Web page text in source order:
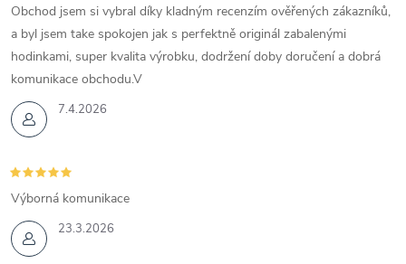
7.4.2026
Obchod jsem si vybral díky kladným recenzím ověřených zákazníků,
a byl jsem take spokojen jak s perfektně originál zabalenými
hodinkami, super kvalita výrobku, dodržení doby doručení a dobrá
komunikace obchodu.V
23.3.2026
Výborná komunikace